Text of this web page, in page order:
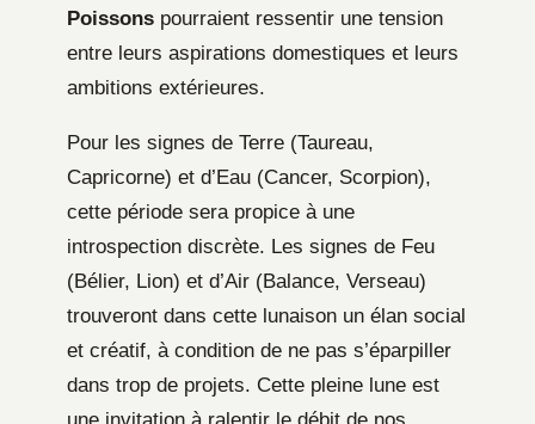
Poissons pourraient ressentir une tension
entre leurs aspirations domestiques et leurs
ambitions extérieures.
Pour les signes de Terre (Taureau,
Capricorne) et d’Eau (Cancer, Scorpion),
cette période sera propice à une
introspection discrète. Les signes de Feu
(Bélier, Lion) et d’Air (Balance, Verseau)
trouveront dans cette lunaison un élan social
et créatif, à condition de ne pas s’éparpiller
dans trop de projets. Cette pleine lune est